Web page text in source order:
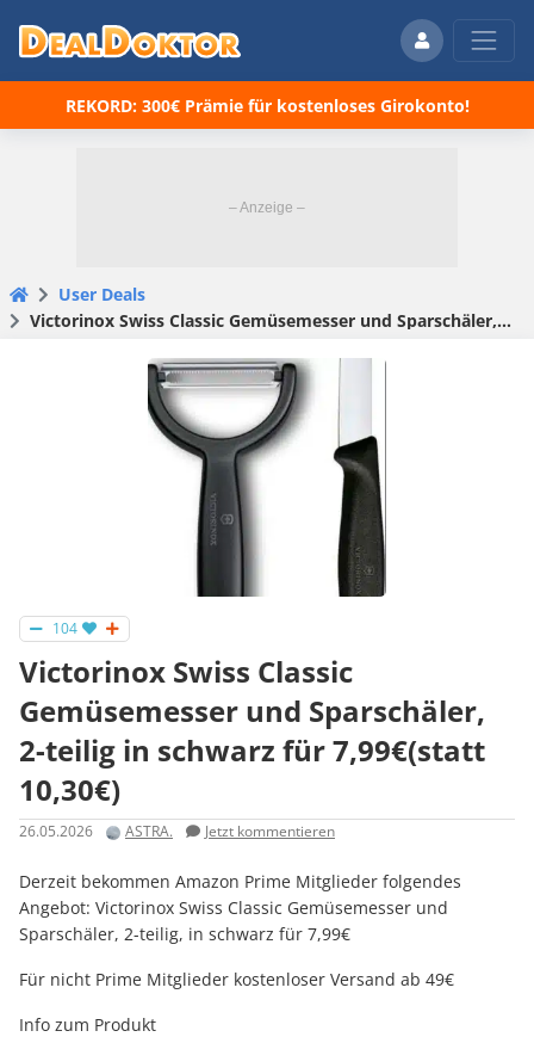
REKORD: 300€ Prämie für kostenloses Girokonto!
User Deals
Victorinox Swiss Classic Gemüsemesser und Sparschäler, 2-teilig in schwarz für 7,99€(statt 10,30€)
104
Victorinox Swiss Classic
Gemüsemesser und Sparschäler,
2-teilig in schwarz für 7,99€(statt
10,30€)
26.05.2026 ASTRA. Jetzt kommentieren
Derzeit bekommen Amazon Prime Mitglieder folgendes
Angebot: Victorinox Swiss Classic Gemüsemesser und
Sparschäler, 2-teilig, in schwarz für 7,99€
Für nicht Prime Mitglieder kostenloser Versand ab 49€
Info zum Produkt